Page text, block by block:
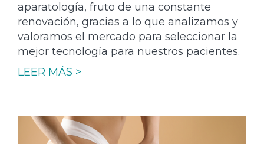
aparatología, fruto de una constante
renovación, gracias a lo que analizamos y
valoramos el mercado para seleccionar la
mejor tecnología para nuestros pacientes.
LEER MÁS >